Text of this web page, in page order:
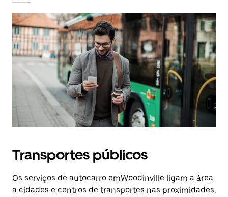
Transportes públicos
Os serviços de autocarro emWoodinville ligam a área
a cidades e centros de transportes nas proximidades.